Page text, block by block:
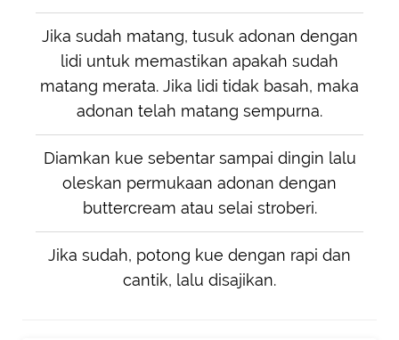
Jika sudah matang, tusuk adonan dengan
lidi untuk memastikan apakah sudah
matang merata. Jika lidi tidak basah, maka
adonan telah matang sempurna.
Diamkan kue sebentar sampai dingin lalu
oleskan permukaan adonan dengan
buttercream atau selai stroberi.
Jika sudah, potong kue dengan rapi dan
cantik, lalu disajikan.